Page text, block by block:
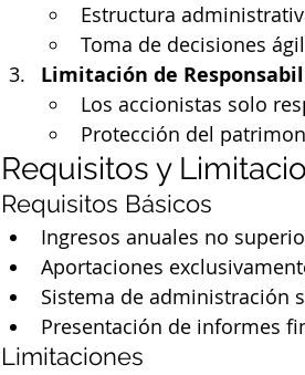
Estructura
Toma de decisiones ágil
Limitación de
Los accionistas solo
Protección del
Requisitos y
Requisitos Básicos
Ingresos anuales no
Aportaciones
Sistema de administración
Presentación de informes
Limitaciones